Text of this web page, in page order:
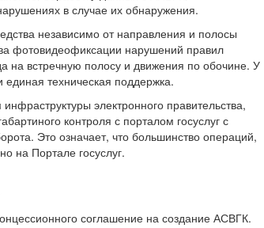
в случае их обнаружения.
независимо от направления и полосы
фотовидеофиксации нарушений правил
на встречную полосу и движения по обочине. У
техническая поддержка.
электронного правительства,
контроля с порталом госуслуг с
Это означает, что большинство операций,
на Портале госуслуг.
соглашение на создание АСВГК.